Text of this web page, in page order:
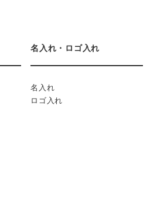
名入れ・ロゴ入れ
名入れ
ロゴ入れ